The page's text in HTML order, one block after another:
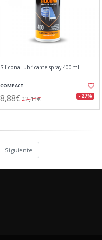
Silicona lubricante spray 400ml.
COMPACT
8,88€ 12,11€ - 27%
Siguiente